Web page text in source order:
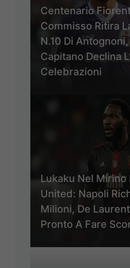
Centenario
Commisso Ritira
N.10 Di Antognoni,
Capitano Declina
Celebrazioni
Lukaku Nel Mirino
United: Napoli
Milioni, De
Pronto A Fare